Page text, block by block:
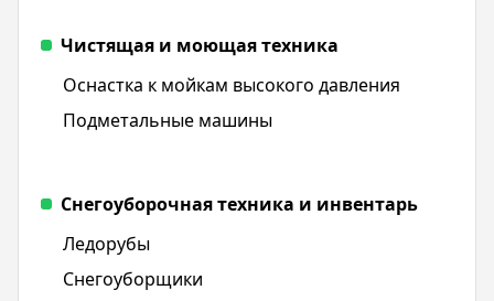
Чистящая и моющая техника
Оснастка к мойкам высокого давления
Подметальные машины
Снегоуборочная техника и инвентарь
Ледорубы
Снегоуборщики